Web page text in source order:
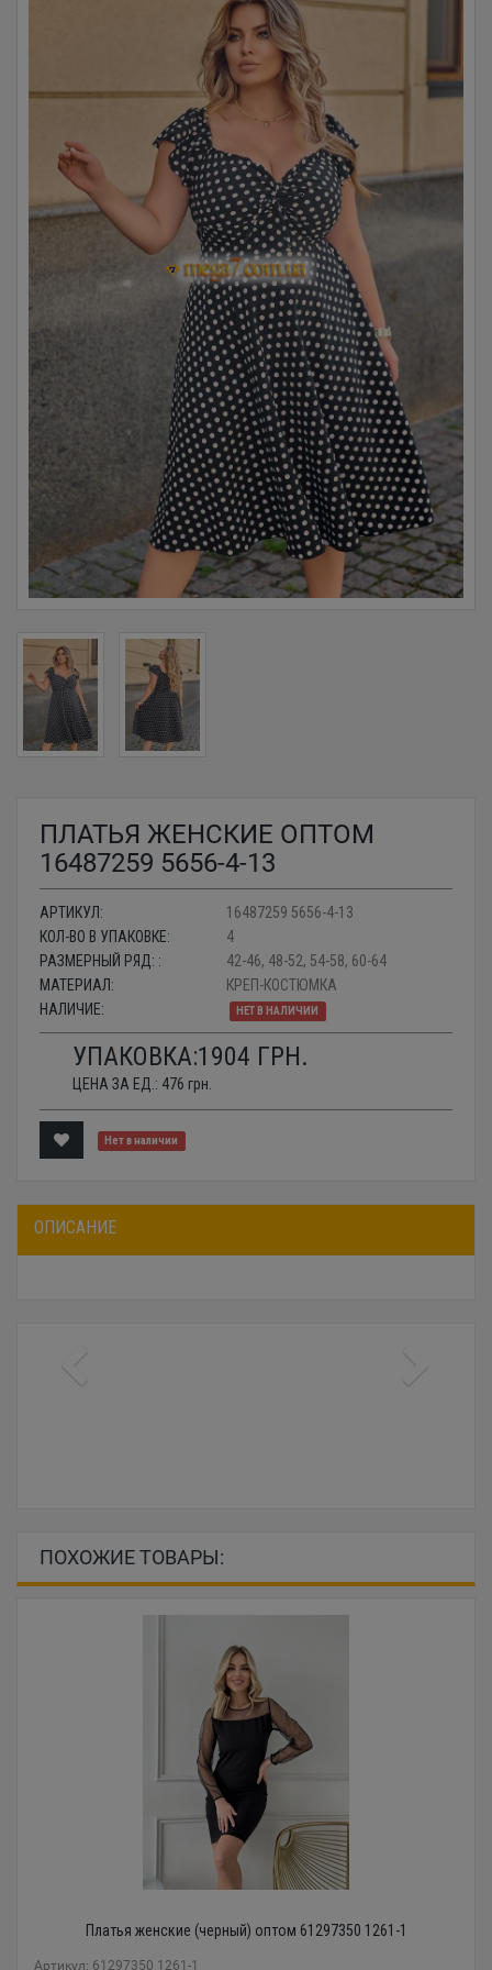
ПЛАТЬЯ ЖЕНСКИЕ ОПТОМ
16487259 5656-4-13
АРТИКУЛ:
16487259 5656-4-13
КОЛ-ВО В УПАКОВКЕ:
4
РАЗМЕРНЫЙ РЯД: :
42-46, 48-52, 54-58, 60-64
МАТЕРИАЛ:
КРЕП-КОСТЮМКА
НАЛИЧИЕ:
НЕТ В НАЛИЧИИ
УПАКОВКА:1904 ГРН.
ЦЕНА ЗА ЕД.: 476 грн.
Нет в наличии
ОПИСАНИЕ
ПОХОЖИЕ ТОВАРЫ:
Платья женские (черный) оптом 61297350 1261-1
Артикул: 61297350 1261-1